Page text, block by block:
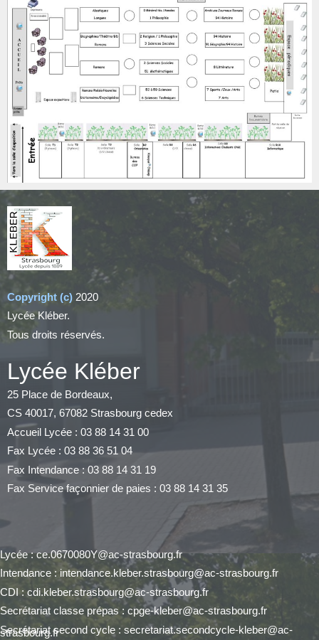
Copyright (c) 2020
Lycée Kléber.
Tous droits réservés.
Lycée Kléber
25 Place de Bordeaux,
CS 40017, 67082 Strasbourg cedex
Accueil Lycée : 03 88 14 31 00
Fax Lycée : 03 88 36 51 04
Fax Intendance : 03 88 14 31 19
Fax Service façonnier de paies : 03 88 14 31 35
Lycée : ce.0670080Y@ac-strasbourg.fr
Intendance : intendance.kleber.strasbourg@ac-strasbourg.fr
CDI : cdi.kleber.strasbourg@ac-strasbourg.fr
Secrétariat classe prépas : cpge-kleber@ac-strasbourg.fr
Secrétariat second cycle : secretariat.secondcycle-kleber@ac-
strasbourg.fr